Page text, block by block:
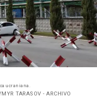
ucraniana.
TARASOV - ARCHIVO